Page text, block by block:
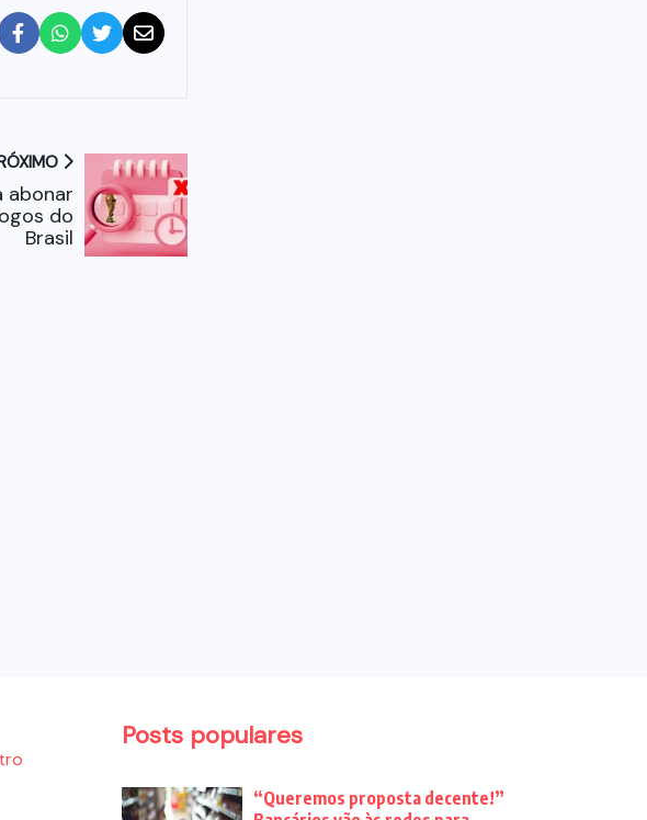
abonar
do
Brasil
Posts populares
“Queremos proposta decente!”